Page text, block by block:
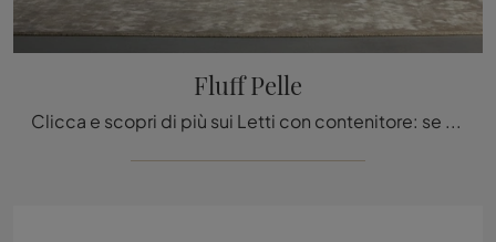
Fluff Pelle
Clicca e scopri di più sui Letti con contenitore: se cerchi modelli matrimoniali design, il modello Fluff Pelle Bonaldo fa al caso tuo.